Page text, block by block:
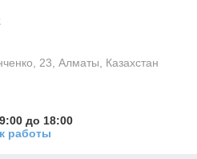
23, Алматы, Казахстан
до 18:00
работы